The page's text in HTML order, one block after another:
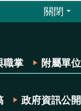
關閉
職掌 附屬單位
政府資訊公開